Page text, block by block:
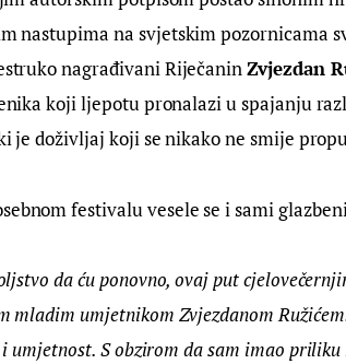
nastupima na svjetskim pozornicama
nagrađivani Riječanin Zvjezdan
koji ljepotu pronalazi u spajanju
je doživljaj koji se nikako ne smije
festivalu vesele se i sami
da ću ponovno, ovaj put
mladim umjetnikom Zvjezdanom
umjetnost. S obzirom da sam imao